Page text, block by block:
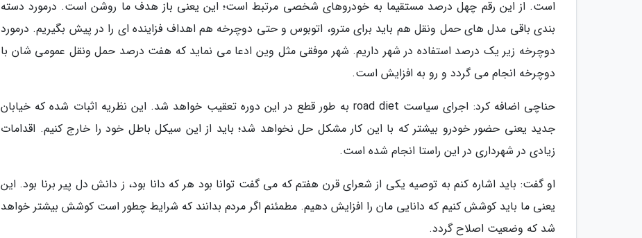
است. از این رقم چهل درصد مستقیما به خودروهای شخصی مرتبط است؛ این یعنی باز هدف ما روشن است. درمورد دسته
بندی باقی مدل های حمل ونقل هم باید برای مترو، اتوبوس و حتی دوچرخه هم اهداف فزاینده ای را در پیش بگیریم. درمورد
دوچرخه زیر یک درصد استفاده در شهر داریم. شهر موفقی مثل وین ادعا می نماید که هفت درصد حمل ونقل عمومی شان با
دوچرخه انجام می گردد و رو به افزایش است.
حناچی اضافه کرد: اجرای سیاست road diet به طور قطع در این دوره تعقیب خواهد شد. این نظریه اثبات شده که خیابان
جدید یعنی حضور خودرو بیشتر که با این کار مشکل حل نخواهد شد؛ باید از این سیکل باطل خود را خارج کنیم. اقدامات
زیادی در شهرداری در این راستا انجام شده است.
او گفت: باید اشاره کنم به توصیه یکی از شعرای قرن هفتم که می گفت توانا بود هر که دانا بود، ز دانش دل پیر برنا بود. این
یعنی ما باید کوشش کنیم که دانایی مان را افزایش دهیم. مطمئنم اگر مردم بدانند که شرایط چطور است کوشش بیشتر خواهد
شد که وضعیت اصلاح گردد.